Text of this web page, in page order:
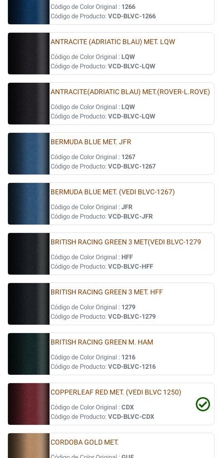
Código de Color Original : 1266
Código de Producto: VCD-BLVC-1266
ANTRACITE (ADRIATIC BLAU) MET. LQW
Código de Color Original : LQW
Código de Producto: VCD-BLVC-LQW
ANTRACITE(ADRIATIC BLAU) MET.(ROVER-L.ROVE)
Código de Color Original : LQW
Código de Producto: VCD-BLVC-LQW
BERMUDA BLUE MET. JFR
Código de Color Original : 1267
Código de Producto: VCD-BLVC-1267
BERMUDA BLUE MET. (VEDI BLVC-1267)
Código de Color Original : JFR
Código de Producto: VCD-BLVC-JFR
BRITISH RACING GREEN 3 MET(VEDI BLVC-1279
Código de Color Original : HFF
Código de Producto: VCD-BLVC-HFF
BRITISH RACING GREEN 3 MET. HFF
Código de Color Original : 1279
Código de Producto: VCD-BLVC-1279
BRITISH RACING GREEN M. HAM
Código de Color Original : 1216
Código de Producto: VCD-BLVC-1216
COPPERLEAF RED MET. (VEDI BLVC 1250)
Código de Color Original : CDX
Código de Producto: VCD-BLVC-CDX
CORDOBA GOLD MET.